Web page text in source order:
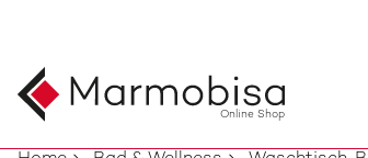
Online Shop